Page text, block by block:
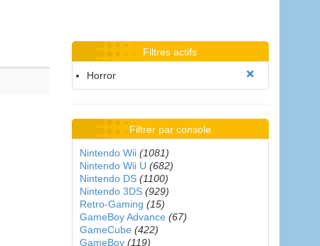
Filtres actifs
Horror
Filtrer par console
Nintendo Wii (1081)
Nintendo Wii U (682)
Nintendo DS (1100)
Nintendo 3DS (929)
Retro-Gaming (15)
GameBoy Advance (67)
GameCube (422)
GameBoy (119)